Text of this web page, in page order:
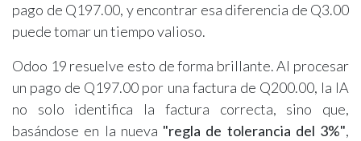
pago de Q197.00, y encontrar esa diferencia de Q3.00
puede tomar un tiempo valioso.
Odoo 19 resuelve esto de forma brillante. Al procesar
un pago de Q197.00 por una factura de Q200.00, la IA
no solo identifica la factura correcta, sino que,
basándose en la nueva "regla de tolerancia del 3%",